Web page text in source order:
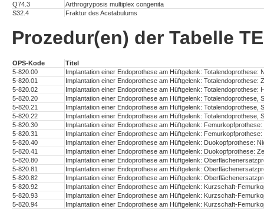
Q74.3
Arthrogryposis multiplex congenita
S32.4
Fraktur des Acetabulums
Prozedur(en) der Tabelle
OPS-Kode
Titel
5-820.00
Implantation einer Endoprothese am Hüftgelenk: Totalendoprothese:
5-820.01
Implantation einer Endoprothese am Hüftgelenk: Totalendoprothese:
5-820.02
Implantation einer Endoprothese am Hüftgelenk: Totalendoprothese:
5-820.20
Implantation einer Endoprothese am Hüftgelenk: Totalendoprothese,
5-820.21
Implantation einer Endoprothese am Hüftgelenk: Totalendoprothese,
5-820.22
Implantation einer Endoprothese am Hüftgelenk: Totalendoprothese,
5-820.30
Implantation einer Endoprothese am Hüftgelenk:
5-820.31
Implantation einer Endoprothese am Hüftgelenk:
5-820.40
Implantation einer Endoprothese am Hüftgelenk: Duokopfprothese:
5-820.41
Implantation einer Endoprothese am Hüftgelenk: Duokopfprothese:
5-820.80
Implantation einer Endoprothese am Hüftgelenk:
5-820.81
Implantation einer Endoprothese am Hüftgelenk:
5-820.82
Implantation einer Endoprothese am Hüftgelenk:
5-820.92
Implantation einer Endoprothese am Hüftgelenk: Kurzschaft-
5-820.93
Implantation einer Endoprothese am Hüftgelenk: Kurzschaft-
5-820.94
Implantation einer Endoprothese am Hüftgelenk: Kurzschaft-